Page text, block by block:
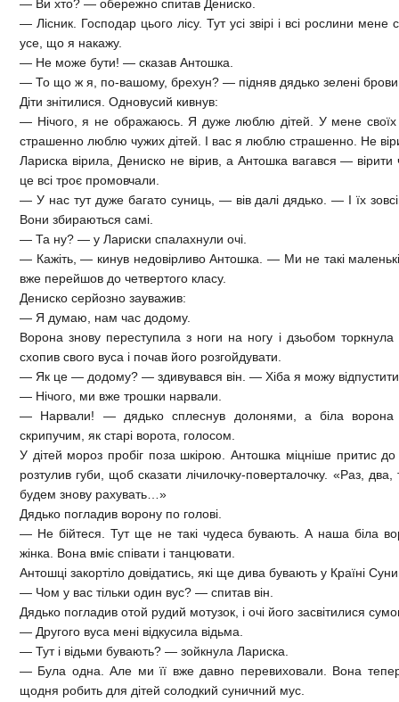
— Ви хто? — обережно спитав Дениско.
— Лісник. Господар цього лісу. Тут усі звірі і всі рослини мене
усе, що я накажу.
— Не може бути! — сказав Антошка.
— То що ж я, по-вашому, брехун? — підняв дядько зелені
Діти знітилися. Одновусий кивнув:
— Нічого, я не ображаюсь. Я дуже люблю дітей. У мене своїх
страшенно люблю чужих дітей. І вас я люблю страшенно. Не
Лариска вірила, Дениско не вірив, а Антошка вагався — вірити
це всі троє промовчали.
— У нас тут дуже багато суниць, — вів далі дядько. — І їх
Вони збираються самі.
— Та ну? — у Лариски спалахнули очі.
— Кажіть, — кинув недовірливо Антошка. — Ми не такі
вже перейшов до четвертого класу.
Дениско серйозно зауважив:
— Я думаю, нам час додому.
Ворона знову переступила з ноги на ногу і дзьобом
схопив свого вуса і почав його розгойдувати.
— Як це — додому? — здивувався він. — Хіба я можу відпустити
— Нічого, ми вже трошки нарвали.
— Нарвали! — дядько сплеснув долонями, а біла ворона
скрипучим, як старі ворота, голосом.
У дітей мороз пробіг поза шкірою. Антошка міцніше притис до
розтулив губи, щоб сказати лічилочку-поверталочку. «Раз,
будем знову рахувать…»
Дядько погладив ворону по голові.
— Не бійтеся. Тут ще не такі чудеса бувають. А наша біла
жінка. Вона вміє співати і танцювати.
Антошці закортіло довідатись, які ще дива бувають у Країні
— Чом у вас тільки один вус? — спитав він.
Дядько погладив отой рудий мотузок, і очі його засвітилися
— Другого вуса мені відкусила відьма.
— Тут і відьми бувають? — зойкнула Лариска.
— Була одна. Але ми її вже давно перевиховали. Вона
щодня робить для дітей солодкий суничний мус.